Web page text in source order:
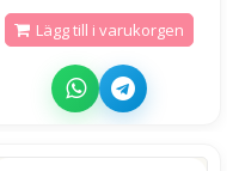
Lägg till i varukorgen